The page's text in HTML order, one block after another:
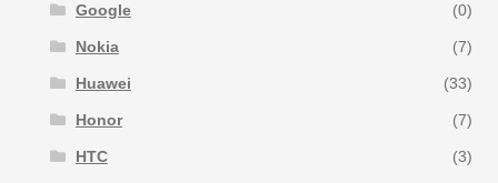
Google (0)
Nokia (7)
Huawei (33)
Honor (7)
HTC (3)